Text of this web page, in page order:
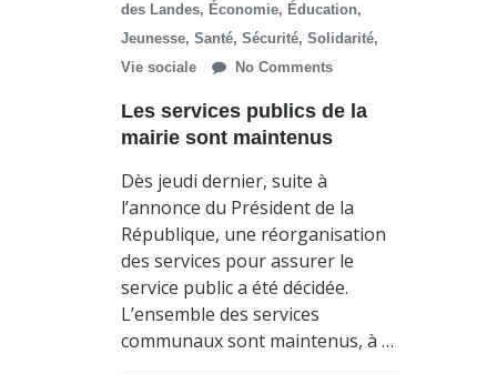
des Landes, Économie, Éducation,
Jeunesse, Santé, Sécurité, Solidarité,
Vie sociale
No Comments
Les services publics de la
mairie sont maintenus
Dès jeudi dernier, suite à
l’annonce du Président de la
République, une réorganisation
des services pour assurer le
service public a été décidée.
L’ensemble des services
communaux sont maintenus, à …